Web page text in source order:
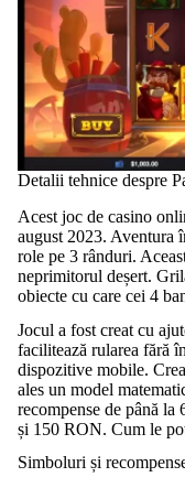
Detalii tehnice despre
Acest joc de casino
august 2023. Aventura
role pe 3 rânduri.
neprimitorul deșert.
obiecte cu care cei 4
Jocul a fost creat cu
facilitează rularea fără
dispozitive mobile.
ales un model
recompense de până
și 150 RON. Cum le
Simboluri și